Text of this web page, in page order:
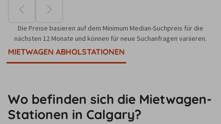
Die Preise basieren auf dem Minimum Median-Suchpreis für die
nächsten 12 Monate und können für neue Suchanfragen variieren.
MIETWAGEN ABHOLSTATIONEN
Wo befinden sich die Mietwagen-
Stationen in Calgary?